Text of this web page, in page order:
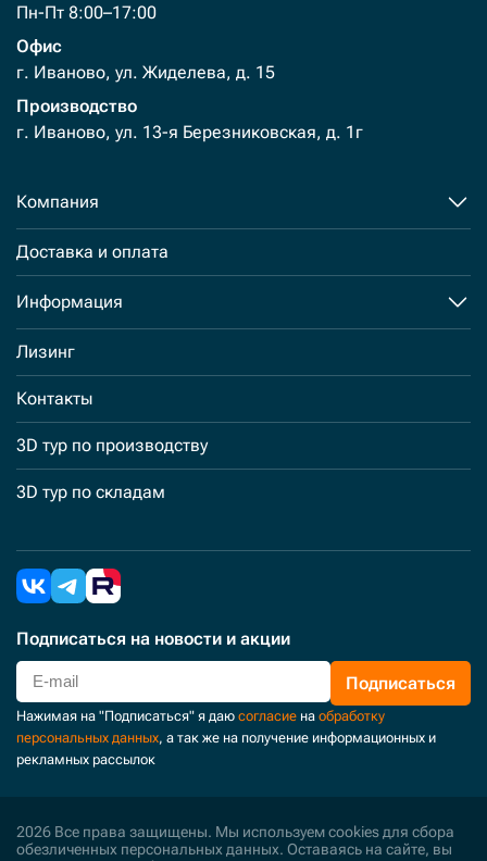
Пн-Пт 8:00–17:00
Офис
г. Иваново, ул. Жиделева, д. 15
Производство
г. Иваново, ул. 13-я Березниковская, д. 1г
Компания
Доставка и оплата
Информация
Лизинг
Контакты
3D тур по производству
3D тур по складам
Подписаться на новости и акции
Подписаться
Нажимая на "Подписаться" я даю согласие на обработку
персональных данных, а так же на получение информационных и
рекламных рассылок
2026 Все права защищены. Мы используем cookies для сбора
обезличенных персональных данных. Оставаясь на сайте, вы